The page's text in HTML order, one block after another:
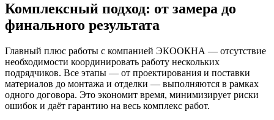
Комплексный подход: от замера до
финального результата
Главный плюс работы с компанией ЭКООКНА — отсутствие
необходимости координировать работу нескольких
подрядчиков. Все этапы — от проектирования и поставки
материалов до монтажа и отделки — выполняются в рамках
одного договора. Это экономит время, минимизирует риски
ошибок и даёт гарантию на весь комплекс работ.